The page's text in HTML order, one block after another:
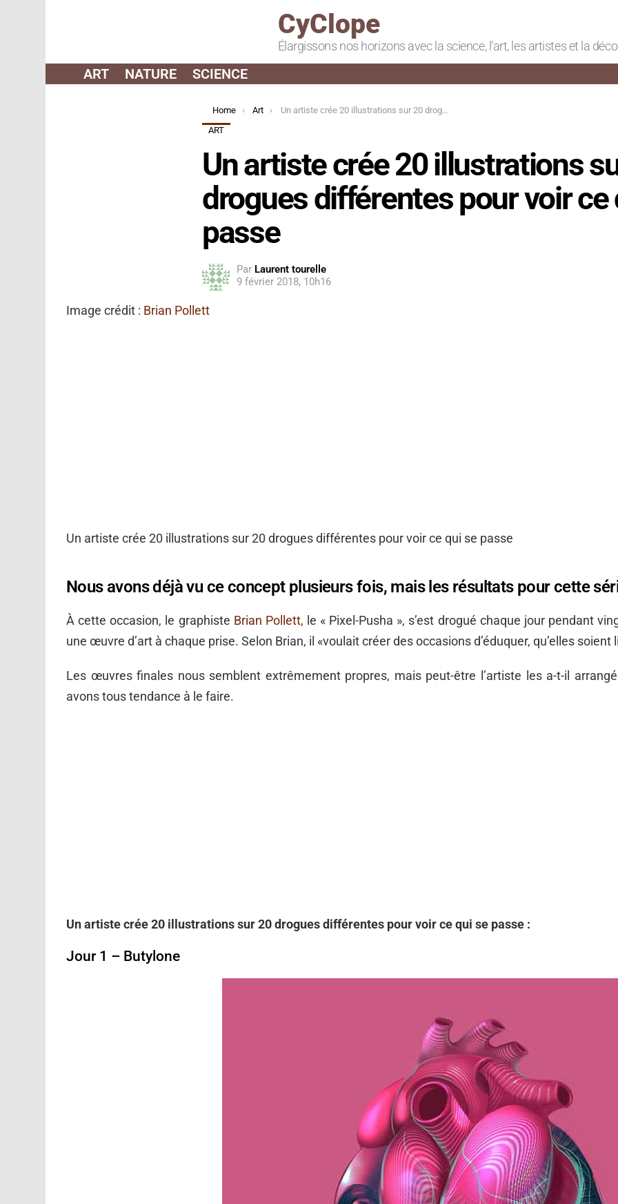
CyClope
Élargissons nos horizons avec la science, l'art, les artistes et la
ART NATURE SCIENCE
You are here:
Home Art
Un artiste crée 20 illustrations sur 20 drogues différentes pour voir ce qui se passe
ART
Un artiste crée 20 illustrations
drogues différentes pour voir ce
passe
Par Laurent tourelle
9 février 2018, 10h16
Image crédit : Brian Pollett
Un artiste crée 20 illustrations sur 20 drogues différentes pour voir ce qui se passe
Nous avons déjà vu ce concept plusieurs fois, mais les résultats pour cette
À cette occasion, le graphiste Brian Pollett, le « Pixel-Pusha », s’est drogué chaque jour pendant
une œuvre d’art à chaque prise. Selon Brian, il «voulait créer des occasions d’éduquer, qu’elles soient
Les œuvres finales nous semblent extrêmement propres, mais peut-être l’artiste les a-t-il
avons tous tendance à le faire.
Un artiste crée 20 illustrations sur 20 drogues différentes pour voir ce qui se passe :
Jour 1 – Butylone